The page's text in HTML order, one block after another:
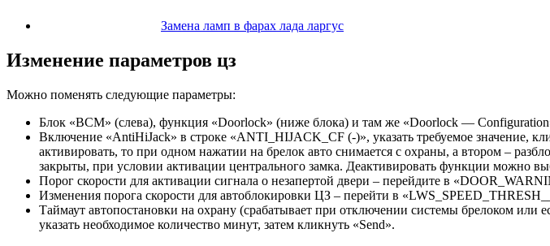
Замена ламп в фарах лада ларгус
Изменение параметров цз
Можно поменять следующие параметры:
Блок «BCM» (слева), функция «Doorlock» (ниже блока) и там же «Doorlock —
Включение «AntiHiJack» в строке «ANTI_HIJACK_CF (-)», указать требуемое значение,
активировать, то при одном нажатии на брелок авто снимается с охраны, а втором –
закрыты, при условии активации центрального замка. Деактивировать функции можно
Порог скорости для активации сигнала о незапертой двери – перейдите в
Изменения порога скорости для автоблокировки ЦЗ – перейти в
Таймаут автопостановки на охрану (срабатывает при отключении системы брелоком
указать необходимое количество минут, затем кликнуть «Send».